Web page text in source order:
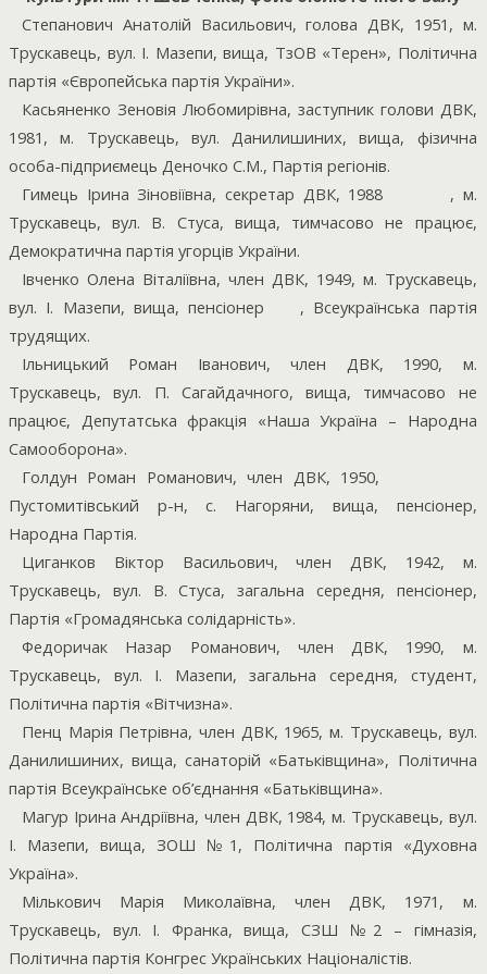
Степанович Анатолій Васильович, голова ДВК, 1951, м.
Трускавець, вул. І. Мазепи, вища, ТзОВ «Терен», Політична
партія «Європейська партія України».
Касьяненко Зеновія Любомирівна, заступник голови ДВК,
1981, м. Трускавець, вул. Данилишиних, вища, фізична
особа-підприємець Деночко С.М., Партія регіонів.
Гимець Ірина Зіновіївна, секретар ДВК, 1988
, м.
Трускавець, вул. В. Стуса, вища, тимчасово не працює,
Демократична партія угорців України.
Івченко Олена Віталіївна, член ДВК, 1949, м. Трускавець,
вул. І. Мазепи, вища, пенсіонер
, Всеукраїнська партія
трудящих.
Ільницький Роман Іванович, член ДВК, 1990, м.
Трускавець, вул. П. Сагайдачного, вища, тимчасово не
працює, Депутатська фракція «Наша Україна – Народна
Самооборона».
Голдун Роман Романович, член ДВК, 1950,
Пустомитівський р-н, с. Нагоряни, вища, пенсіонер,
Народна Партія.
Циганков Віктор Васильович, член ДВК, 1942, м.
Трускавець, вул. В. Стуса, загальна середня, пенсіонер,
Партія «Громадянська солідарність».
Федоричак Назар Романович, член ДВК, 1990, м.
Трускавець, вул. І. Мазепи, загальна середня, студент,
Політична партія «Вітчизна».
Пенц Марія Петрівна, член ДВК, 1965, м. Трускавець, вул.
Данилишиних, вища, санаторій «Батьківщина», Політична
партія Всеукраїнське об’єднання «Батьківщина».
Магур Ірина Андріївна, член ДВК, 1984, м. Трускавець, вул.
І. Мазепи, вища, ЗОШ №1, Політична партія «Духовна
Україна».
Мількович Марія Миколаївна, член ДВК, 1971, м.
Трускавець, вул. І. Франка, вища, СЗШ №2 – гімназія,
Політична партія Конгрес Українських Націоналістів.